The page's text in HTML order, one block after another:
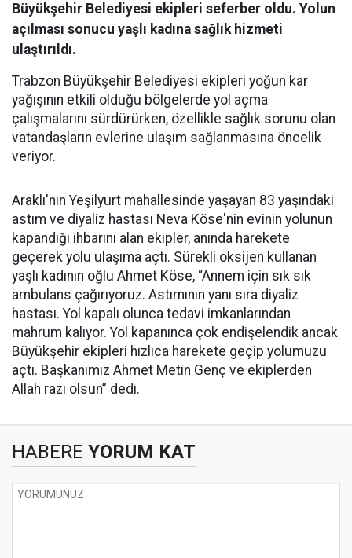
Büyükşehir Belediyesi ekipleri seferber oldu. Yolun
açılması sonucu yaşlı kadına sağlık hizmeti
ulaştırıldı.
Trabzon Büyükşehir Belediyesi ekipleri yoğun kar
yağışının etkili olduğu bölgelerde yol açma
çalışmalarını sürdürürken, özellikle sağlık sorunu olan
vatandaşların evlerine ulaşım sağlanmasına öncelik
veriyor.
Araklı'nın Yeşilyurt mahallesinde yaşayan 83 yaşındaki
astım ve diyaliz hastası Neva Köse'nin evinin yolunun
kapandığı ihbarını alan ekipler, anında harekete
geçerek yolu ulaşıma açtı. Sürekli oksijen kullanan
yaşlı kadının oğlu Ahmet Köse, “Annem için sık sık
ambulans çağırıyoruz. Astımının yanı sıra diyaliz
hastası. Yol kapalı olunca tedavi imkanlarından
mahrum kalıyor. Yol kapanınca çok endişelendik ancak
Büyükşehir ekipleri hızlıca harekete geçip yolumuzu
açtı. Başkanımız Ahmet Metin Genç ve ekiplerden
Allah razı olsun” dedi.
HABERE YORUM KAT